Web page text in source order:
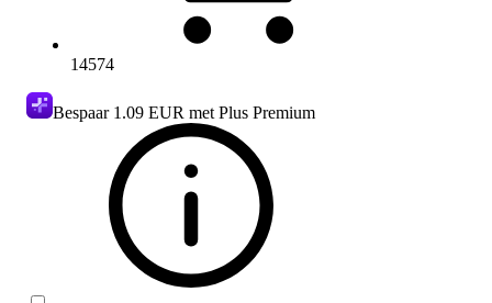
14574
Bespaar 1.09 EUR met Plus Premium